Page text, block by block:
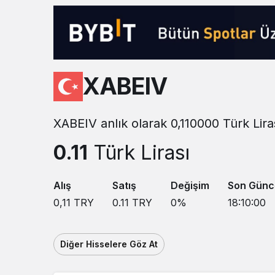
XABEIV
XABEIV anlık olarak 0,110000 Türk
0.11 Türk Lirası
Alış
0,11 TRY
Satış
0.11 TRY
Değişim
0%
Son
18:10:00
Diğer Hisselere Göz At